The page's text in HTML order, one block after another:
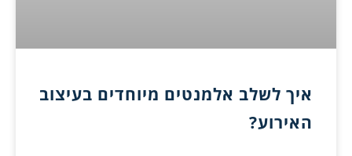
איך לשלב אלמנטים מיוחדים בעיצוב
האירוע?